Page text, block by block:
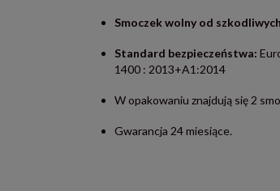
Smoczek wolny od
Standard bezpieczeństwa:
1400 : 2013+A1:2014
W opakowaniu znajdują się 2
Gwarancja 24 miesiące.